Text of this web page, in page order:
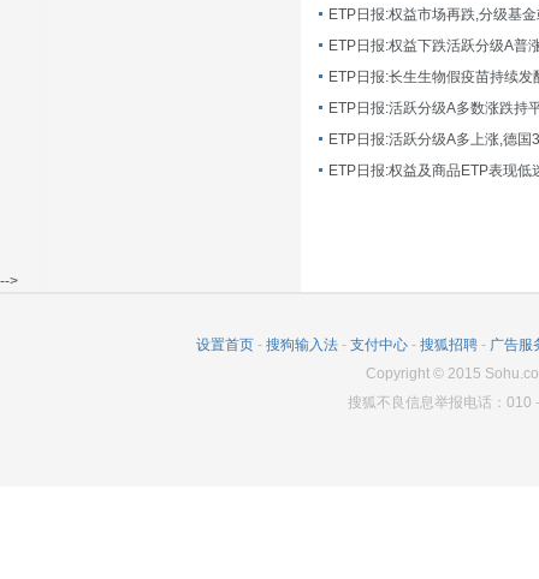
ETP日报:权益市场再跌,分级基
ETP日报:长生生物假疫苗持续发
ETP日报:活跃分级A多数涨跌持
ETP日报:活跃分级A多上涨,德国
-->
设置首页 - 搜狗输入法 - 支付中心 - 搜狐招聘 - 广告服
Copyright© 2015
搜狐不良信息举报电话：010